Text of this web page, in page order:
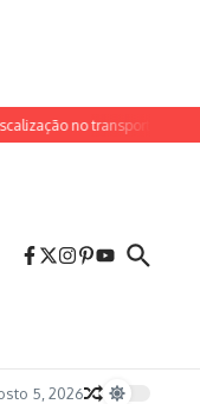
no transporte de cargas
5, 2026